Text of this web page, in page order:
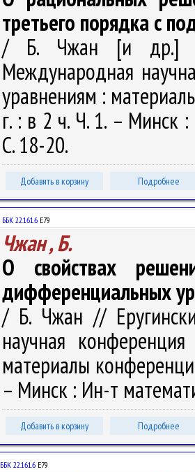
третьего порядка с
/ Б. Чжан [и др.] //
Международная
уравнениям :
г. : в 2 ч. Ч. 1. – Минск
С. 18-20.
Добавить в корзину Подробнее
ББК 22.161.6 Е79
Чжан , Б.
О свойствах
дифференциальных
/ Б. Чжан //
научная
материалы
– Минск : Ин-т
Добавить в корзину Подробнее
ББК 22.161.6 Е79